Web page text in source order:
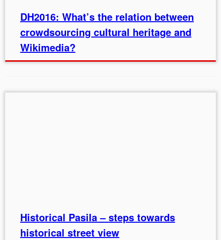
DH2016: What’s the relation between
crowdsourcing cultural heritage and
Wikimedia?
Historical Pasila – steps towards
historical street view